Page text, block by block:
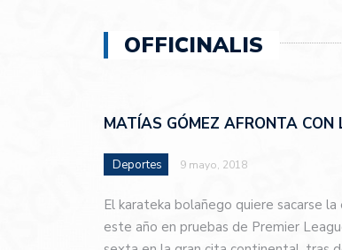
OFFICINALIS
MATÍAS GÓMEZ AFRONTA
Deportes 9 mayo, 2018
El karateka bolañego quiere sacarse
este año en pruebas de Premier